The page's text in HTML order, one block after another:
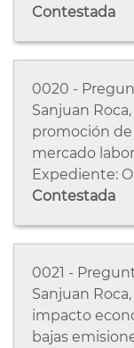
Contestada
0020 -
Sanjuan
promoción de
mercado
Expediente:
Contestada
0021 -
Sanjuan
impacto
bajas